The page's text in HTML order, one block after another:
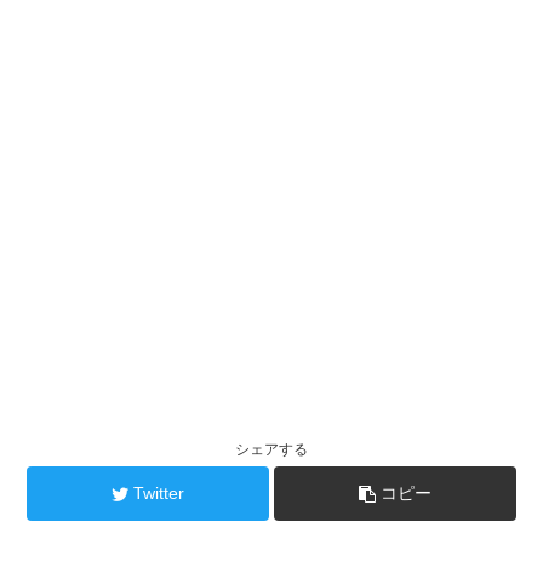
シェアする
Twitter コピー